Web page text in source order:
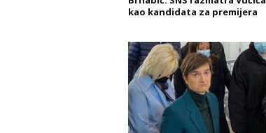
kao kandidata za premijera